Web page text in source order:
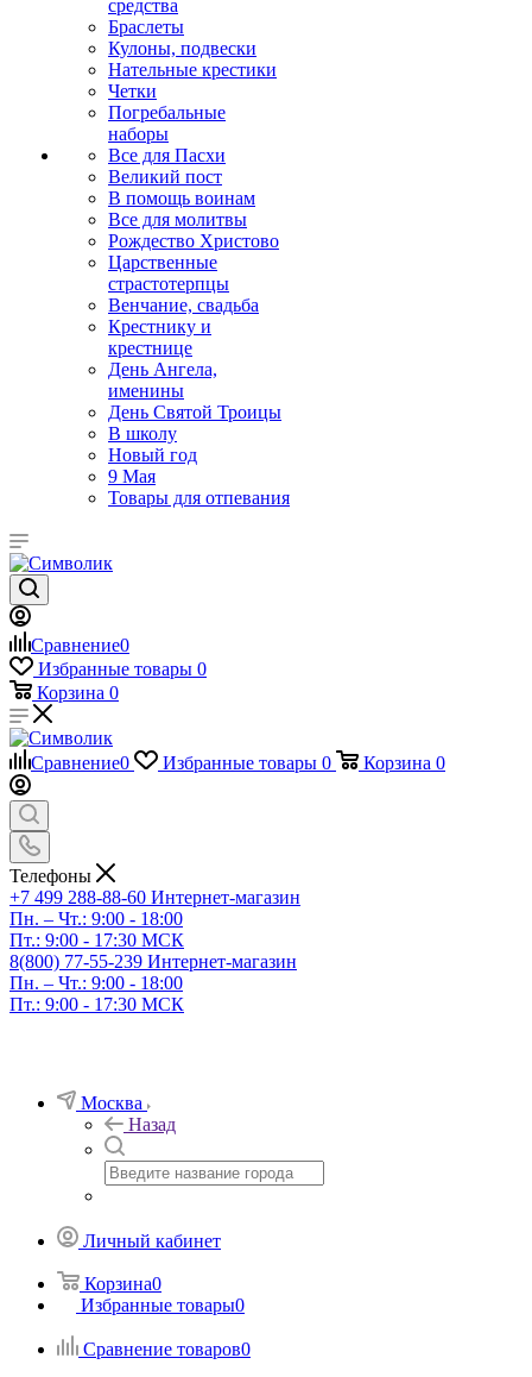
средства
Браслеты
Кулоны, подвески
Нательные крестики
Четки
Погребальные
наборы
Все для Пасхи
Великий пост
В помощь воинам
Все для молитвы
Рождество Христово
Царственные
страстотерпцы
Венчание, свадьба
Крестнику и
крестнице
День Ангела,
именины
День Святой Троицы
В школу
Новый год
9 Мая
Товары для отпевания
Сравнение0
Избранные товары 0
Корзина 0
Сравнение0 Избранные товары 0 Корзина 0
Телефоны
+7 499 288-88-60 Интернет-магазин
Пн. – Чт.: 9:00 - 18:00
Пт.: 9:00 - 17:30 МСК
8(800) 77-55-239 Интернет-магазин
Пн. – Чт.: 9:00 - 18:00
Пт.: 9:00 - 17:30 МСК
Москва
Назад
Личный кабинет
Корзина0
Избранные товары0
Сравнение товаров0